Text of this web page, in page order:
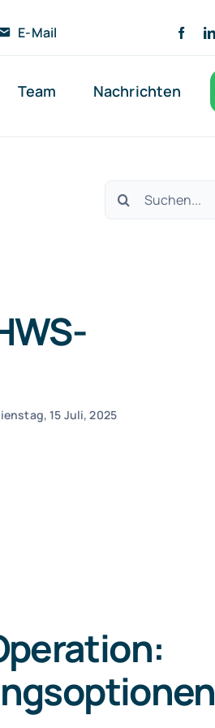
E-Mail
Team Nachrichten
Suche
nach:
15 Juli, 2025